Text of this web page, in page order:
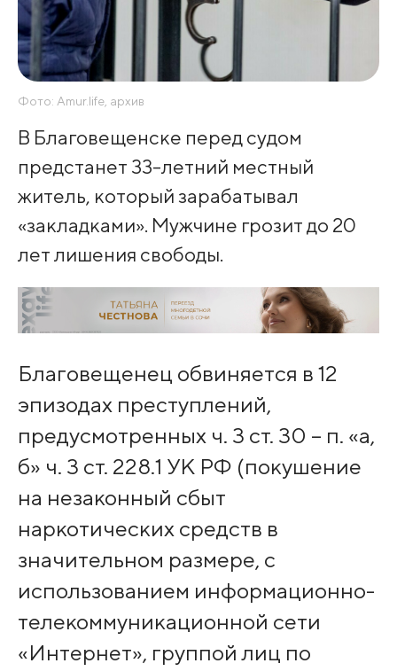
Фото: Amur.life, архив
В Благовещенске перед судом
предстанет 33-летний местный
житель, который зарабатывал
«закладками». Мужчине грозит до 20
лет лишения свободы.
Благовещенец обвиняется в 12
эпизодах преступлений,
предусмотренных ч. 3 ст. 30 – п. «а,
б» ч. 3 ст. 228.1 УК РФ (покушение
на незаконный сбыт
наркотических средств в
значительном размере, с
использованием информационно-
телекоммуникационной сети
«Интернет», группой лиц по